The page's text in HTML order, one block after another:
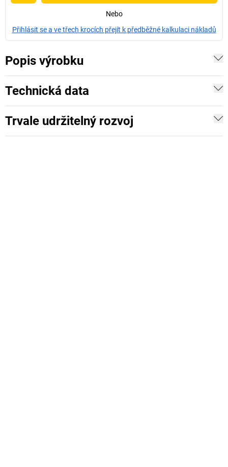
Nebo
Přihlásit se a ve třech krocích přejít k předběžné kalkulaci nákladů
Popis výrobku
Technická data
Trvale udržitelný rozvoj